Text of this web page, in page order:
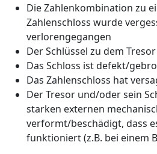
Die Zahlenkombination zu
Zahlenschloss wurde
verlorengegangen
Der Schlüssel zu dem
Das Schloss ist defekt/
Das Zahlenschloss hat
Der Tresor und/oder sein
starken externen
verformt/beschädigt, dass
funktioniert (z.B. bei einem